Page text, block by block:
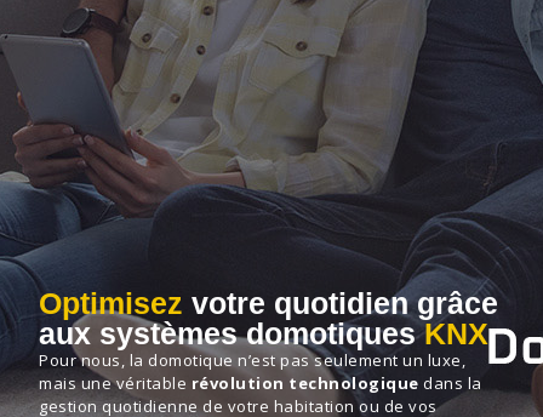
Optimisez votre quotidien grâce
aux systèmes domotiquesKNX
Pour nous, la domotique n’est pas seulement un luxe,
mais une véritable révolution technologique dans la
gestion quotidienne de votre habitation ou de vos